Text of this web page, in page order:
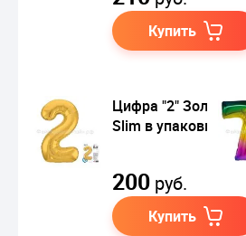
Купить
Цифра "2" Золото
Slim в упаковке
200 руб.
Купить